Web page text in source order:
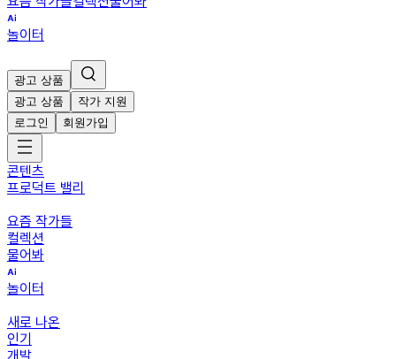
놀이터
광고 상품
광고 상품
작가 지원
로그인
회원가입
콘텐츠
프로덕트 밸리
요즘 작가들
컬렉션
물어봐
놀이터
새로 나온
인기